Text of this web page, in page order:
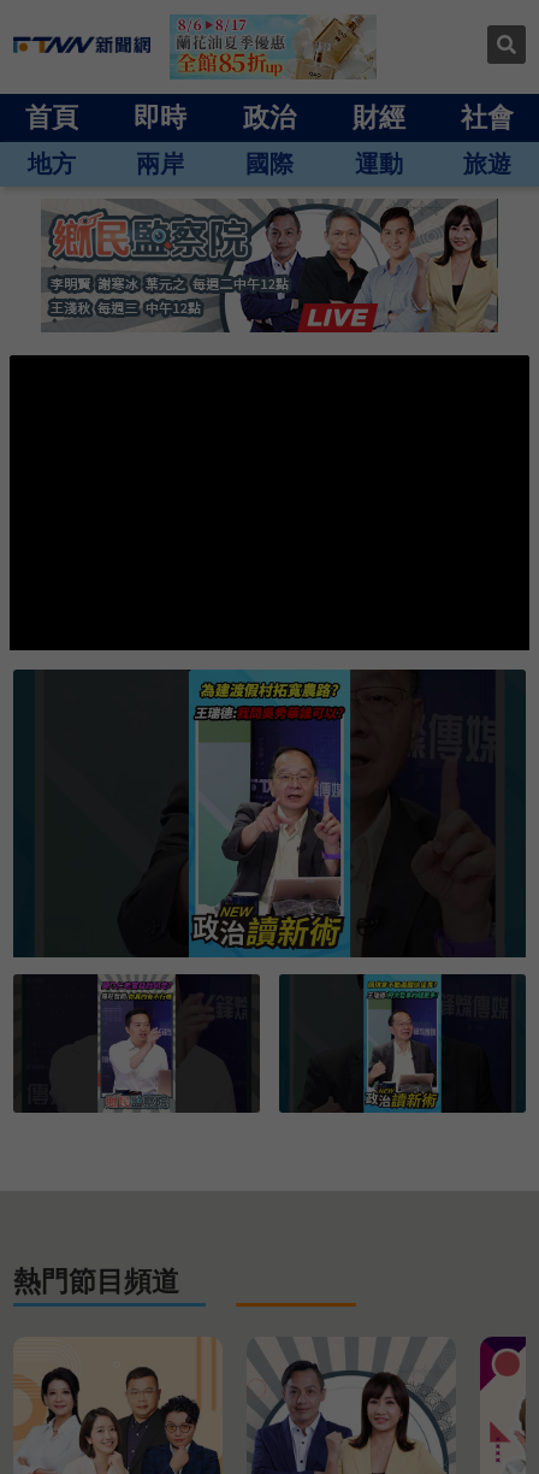
首頁 即時 政治 財經 社會
地方 兩岸 國際 運動 旅遊
熱門節目頻道